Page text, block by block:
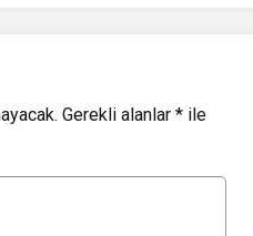
Gerekli alanlar * ile